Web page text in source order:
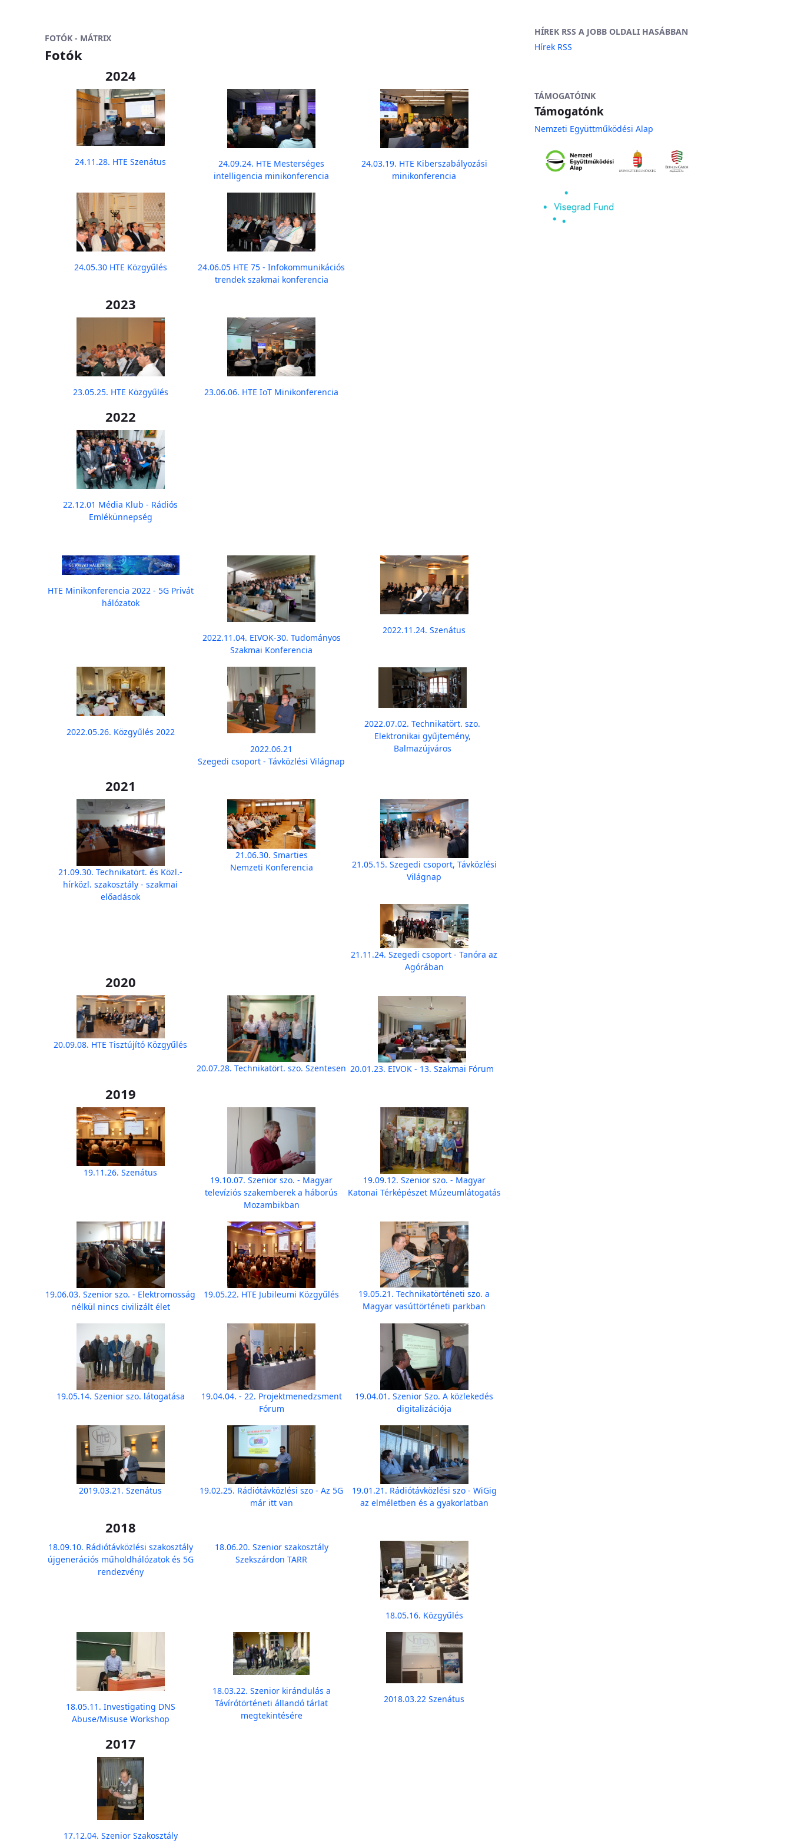
FOTÓK - MÁTRIX
Fotók
2024
24.11.28. HTE Szenátus
24.09.24. HTE Mesterséges
intelligencia minikonferencia
24.03.19. HTE Kiberszabályozási
minikonferencia
24.05.30 HTE Közgyűlés
24.06.05 HTE 75 - Infokommunikációs
trendek szakmai konferencia
2023
23.05.25. HTE Közgyűlés 23.06.06. HTE IoT Minikonferencia
2022
22.12.01 Média Klub - Rádiós
Emlékünnepség
HTE Minikonferencia 2022 - 5G Privát
hálózatok
2022.11.04. EIVOK-30. Tudományos
Szakmai Konferencia
2022.11.24. Szenátus
2022.05.26. Közgyűlés 2022
2022.06.21
Szegedi csoport - Távközlési Világnap
2022.07.02. Technikatört. szo.
Elektronikai gyűjtemény,
Balmazújváros
2021
21.09.30. Technikatört. és Közl.-
hírközl. szakosztály - szakmai
előadások
21.06.30. Smarties
Nemzeti Konferencia
21.05.15. Szegedi csoport, Távközlési
Világnap
21.11.24. Szegedi csoport - Tanóra az
Agórában
2020
20.09.08. HTE Tisztújító Közgyűlés
20.07.28. Technikatört. szo. Szentesen 20.01.23. EIVOK - 13. Szakmai Fórum
2019
19.11.26. Szenátus
19.10.07. Szenior szo. - Magyar
televíziós szakemberek a háborús
Mozambikban
19.09.12. Szenior szo. - Magyar
Katonai Térképészet Múzeumlátogatás
19.06.03. Szenior szo. - Elektromosság
nélkül nincs civilizált élet
19.05.22. HTE Jubileumi Közgyűlés
19.05.21. Technikatörténeti szo. a
Magyar vasúttörténeti parkban
19.05.14. Szenior szo. látogatása
19.04.04. - 22. Projektmenedzsment
Fórum
19.04.01. Szenior Szo. A közlekedés
digitalizációja
2019.03.21. Szenátus
19.02.25. Rádiótávközlési szo - Az 5G
már itt van
19.01.21. Rádiótávközlési szo - WiGig
az elméletben és a gyakorlatban
2018
18.09.10. Rádiótávközlési szakosztály
újgenerációs műholdhálózatok és 5G
rendezvény
18.06.20. Szenior szakosztály
Szekszárdon TARR
18.05.16. Közgyűlés
18.05.11. Investigating DNS
Abuse/Misuse Workshop
18.03.22. Szenior kirándulás a
Távírótörténeti állandó tárlat
megtekintésére
2018.03.22 Szenátus
2017
17.12.04. Szenior Szakosztály
HÍREK RSS A JOBB OLDALI HASÁBBAN
Hírek RSS
TÁMOGATÓINK
Támogatónk
Nemzeti Együttműködési Alap